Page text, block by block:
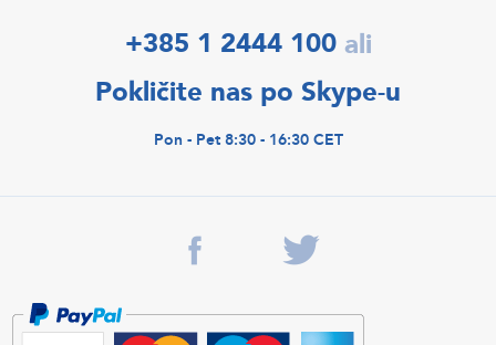
+385 1 2444 100 ali
Pokličite nas po Skype-u
Pon - Pet 8:30 - 16:30 CET